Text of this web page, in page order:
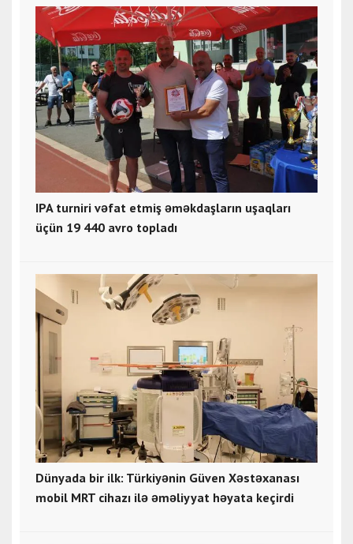
IPA turniri vəfat etmiş əməkdaşların uşaqları
üçün 19 440 avro topladı
Dünyada bir ilk: Türkiyənin Güven Xəstəxanası
mobil MRT cihazı ilə əməliyyat həyata keçirdi